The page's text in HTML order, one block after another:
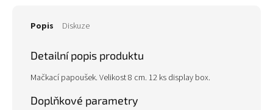
Popis Diskuze
Detailní popis produktu
Mačkací papoušek. Velikost 8 cm. 12 ks display box.
Doplňkové parametry